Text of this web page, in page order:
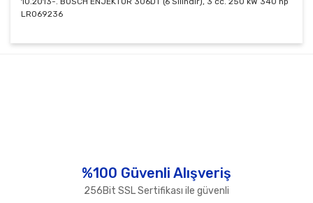
LR069236
Ürün fiyatı diğer sitelerden daha pahalı.
%100 Güvenli Alışveriş
256Bit SSL Sertifikası ile güvenli